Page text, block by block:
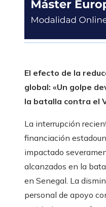
El efecto de la
global: «Un golpe
la batalla contra el
La interrupción
financiación
impactado
alcanzados en la
en Senegal. La
personal de apoyo